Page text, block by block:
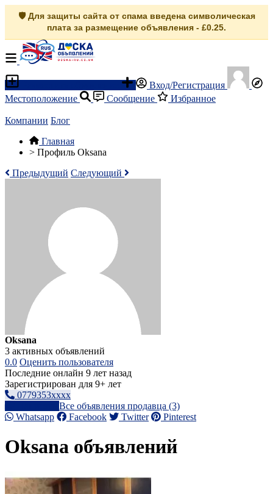
🛡️ Для защиты сайта от спама введена символическая
плата за размещение объявления - £0.25.
Вход/Регистрация
Местоположение
Сообщение Избранное
Компании Блог
Главная
> Профиль Oksana
Предыдущий Следующий
Oksana
3 активных объявлений
0.0 Оценить пользователя
Последние онлайн 9 лет назад
Зарегистрирован для 9+ лет
0779353xxxx
Все объявления продавца (3)
Whatsapp
Facebook Twitter Pinterest
Oksana объявлений